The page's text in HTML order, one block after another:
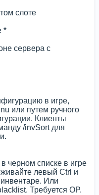
слоте
*
сервера с
в игре,
или путем ручного
Клиенты
/invSort для
черном списке в игре
левый Ctrl и
Или
Требуется OP.